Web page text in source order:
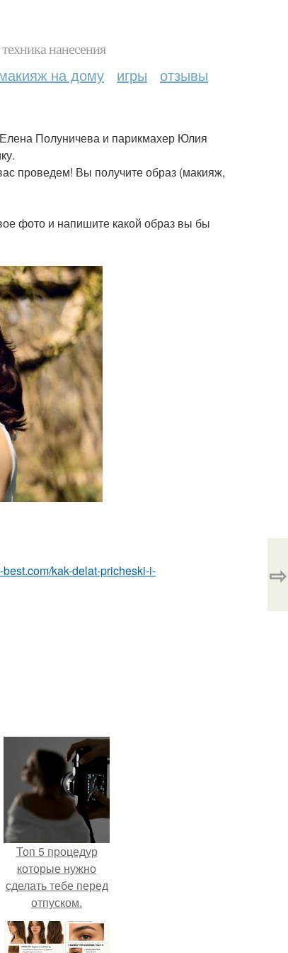
нанесения
на дому игры отзывы
Полуничева и парикмахер Юлия
проведем! Вы получите образ (макияж,
фото и напишите какой образ вы бы
kak-delat-pricheski-i-
⇨
Топ 5 процедур
которые нужно
сделать тебе перед
отпуском.